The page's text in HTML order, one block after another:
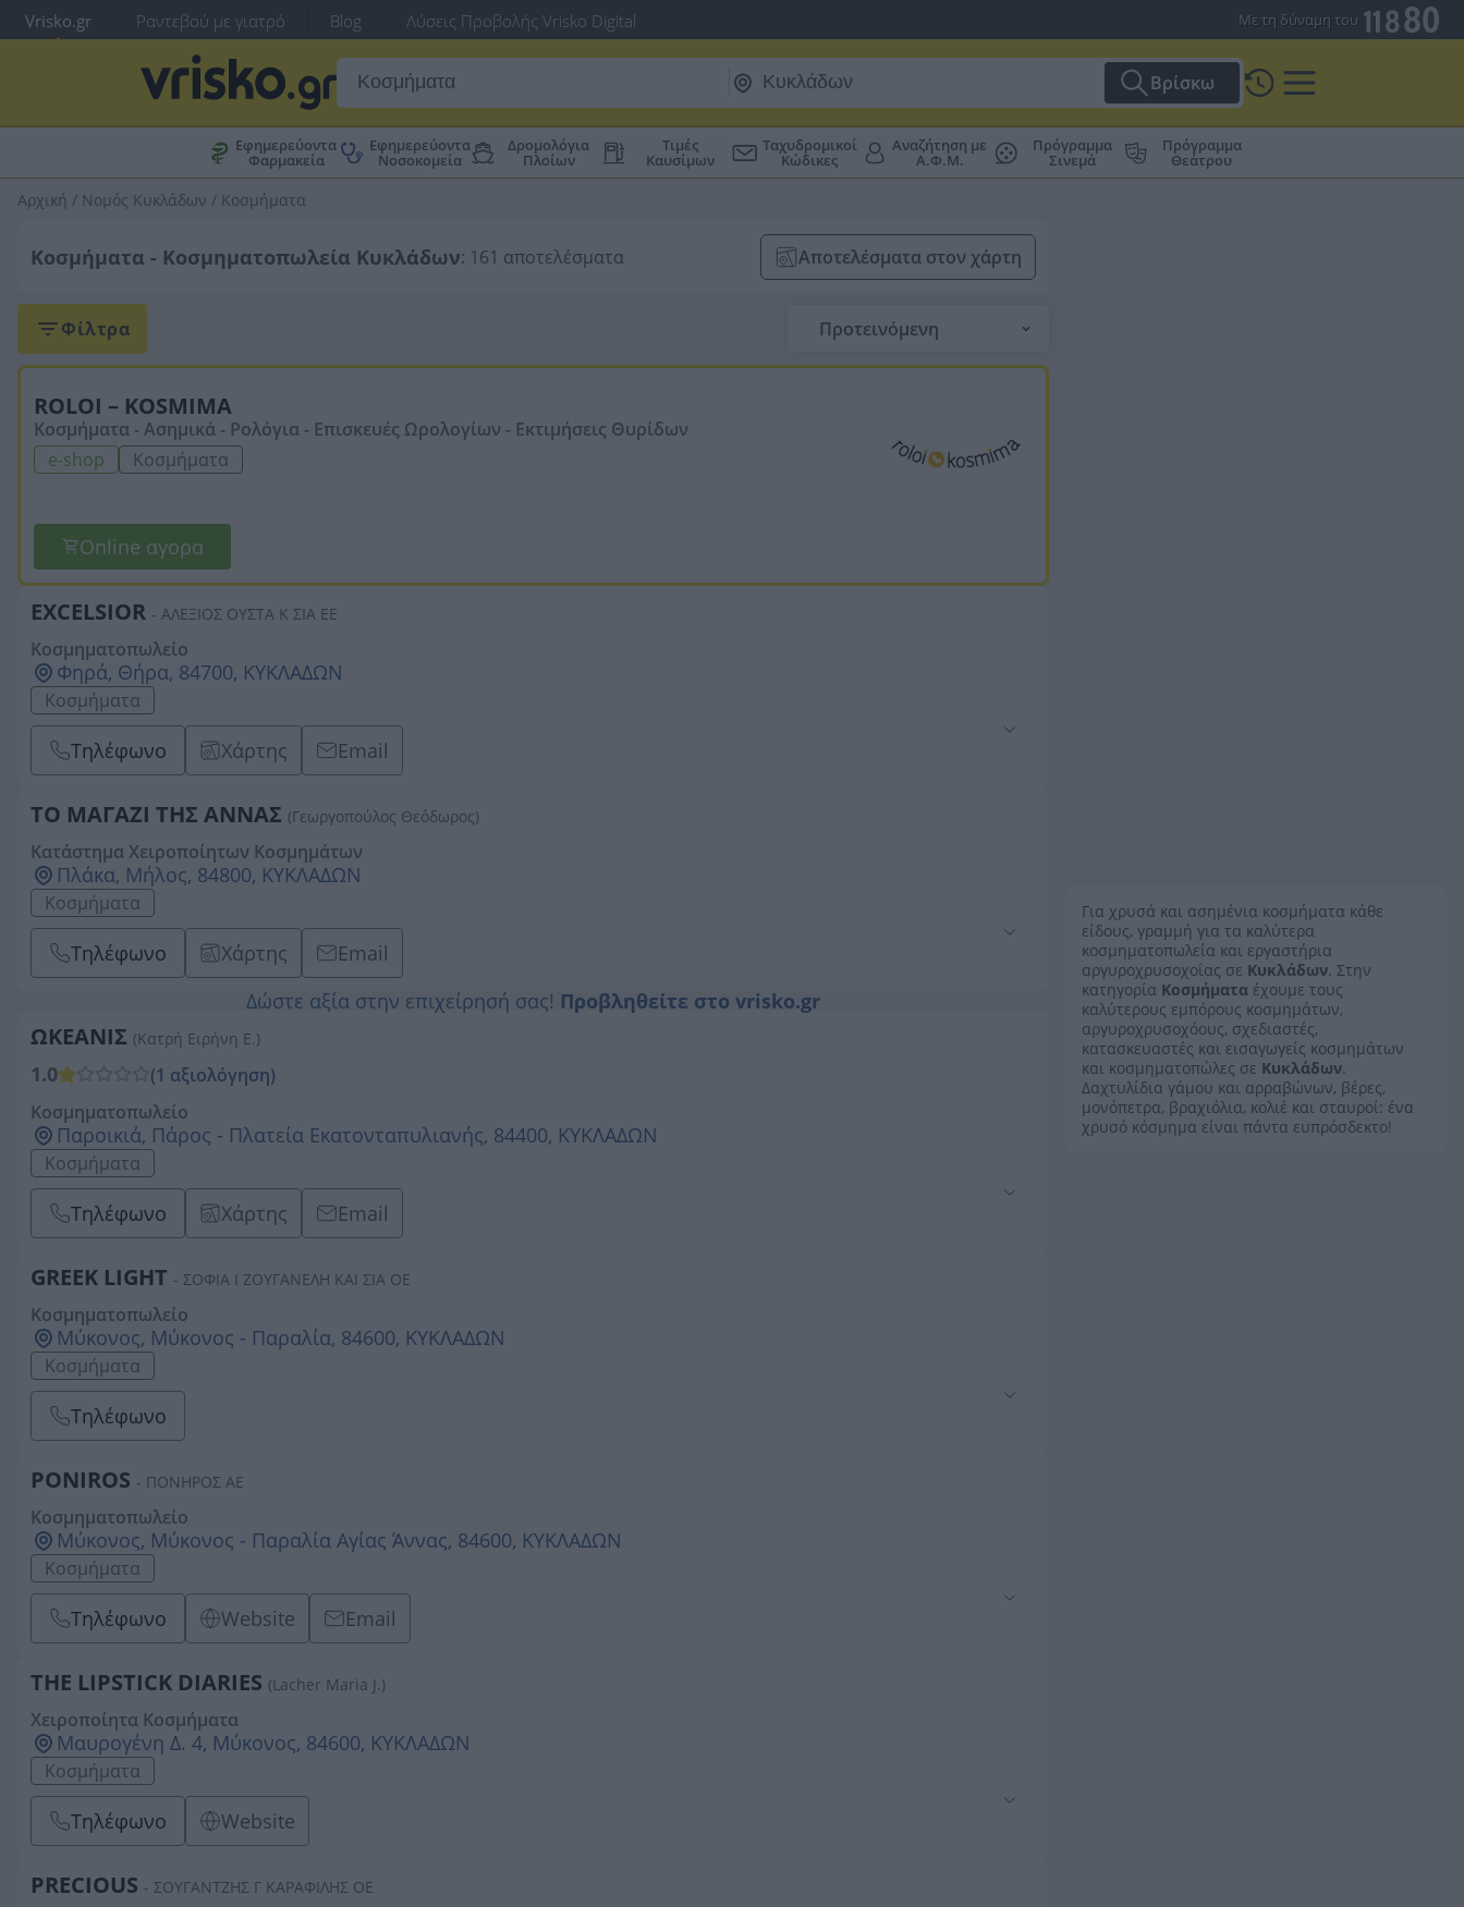
Vrisko.gr Ραντεβού με γιατρό Blog Λύσεις Προβολής Vrisko Digital Με τη δύναμη του
Βρίσκω
Εφημερεύοντα
Φαρμακεία
Εφημερεύοντα
Νοσοκομεία
Δρομολόγια
Πλοίων
Τιμές
Καυσίμων
Ταχυδρομικοί
Κώδικες
Αναζήτηση με
Α.Φ.Μ.
Πρόγραμμα
Σινεμά
Πρόγραμμα
Θεάτρου
Αρχική / Νομός Κυκλάδων / Κοσμήματα
Κοσμήματα - Κοσμηματοπωλεία Κυκλάδων: 161 αποτελέσματα Αποτελέσματα στον χάρτη
Φίλτρα Προτεινόμενη
ROLOI – KOSMIMA
Κοσμήματα - Ασημικά - Ρολόγια - Επισκευές Ωρολογίων - Εκτιμήσεις Θυρίδων
e-shop
Κοσμήματα
Online αγορα
EXCELSIOR - ΑΛΕΞΙΟΣ ΟΥΣΤΑ Κ ΣΙΑ ΕΕ
Κοσμηματοπωλείο
Φηρά, Θήρα, 84700, ΚΥΚΛΑΔΩΝ
Κοσμήματα
Τηλέφωνο Χάρτης Email
ΤΟ ΜΑΓΑΖΙ ΤΗΣ ΑΝΝΑΣ (Γεωργοπούλος Θεόδωρος)
Κατάστημα Χειροποίητων Κοσμημάτων
Πλάκα, Μήλος, 84800, ΚΥΚΛΑΔΩΝ
Κοσμήματα
Τηλέφωνο Χάρτης
Email
Δώστε αξία στην επιχείρησή σας! Προβληθείτε στο vrisko.gr
ΩΚΕΑΝΙΣ (Κατρή Ειρήνη Ε.)
1.0
(1 αξιολόγηση)
Κοσμηματοπωλείο
Παροικιά, Πάρος - Πλατεία Εκατονταπυλιανής, 84400, ΚΥΚΛΑΔΩΝ
Κοσμήματα
Τηλέφωνο Χάρτης Email
GREEK LIGHT - ΣΟΦΙΑ Ι ΖΟΥΓΑΝΕΛΗ ΚΑΙ ΣΙΑ ΟΕ
Κοσμηματοπωλείο
Μύκονος, Μύκονος - Παραλία, 84600, ΚΥΚΛΑΔΩΝ
Κοσμήματα
Τηλέφωνο
PONIROS - ΠΟΝΗΡΟΣ ΑΕ
Κοσμηματοπωλείο
Μύκονος, Μύκονος - Παραλία Αγίας Άννας, 84600, ΚΥΚΛΑΔΩΝ
Κοσμήματα
Τηλέφωνο Website Email
THE LIPSTICK DIARIES (Lacher Maria J.)
Χειροποίητα Κοσμήματα
Μαυρογένη Δ. 4, Μύκονος, 84600, ΚΥΚΛΑΔΩΝ
Κοσμήματα
Τηλέφωνο Website
PRECIOUS - ΣΟΥΓΑΝΤΖΗΣ Γ ΚΑΡΑΦΙΛΗΣ ΟΕ
Για χρυσά και ασημένια κοσμήματα κάθε
είδους, γραμμή για τα καλύτερα
κοσμηματοπωλεία και εργαστήρια
αργυροχρυσοχοΐας σε Κυκλάδων. Στην
κατηγορία Κοσμήματα έχουμε τους
καλύτερους εμπόρους κοσμημάτων,
αργυροχρυσοχόους, σχεδιαστές,
κατασκευαστές και εισαγωγείς κοσμημάτων
και κοσμηματοπώλες σε Κυκλάδων.
Δαχτυλίδια γάμου και αρραβώνων, βέρες,
μονόπετρα, βραχιόλια, κολιέ και σταυροί: ένα
χρυσό κόσμημα είναι πάντα ευπρόσδεκτο!